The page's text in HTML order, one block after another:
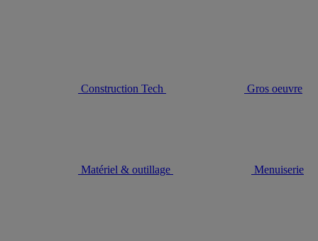
Construction Tech Gros oeuvre
Matériel & outillage Menuiserie